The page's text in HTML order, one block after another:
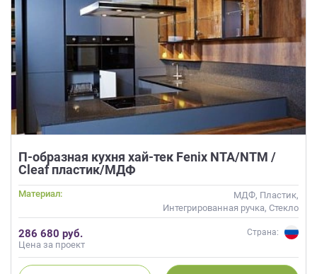
П-образная кухня хай-тек Fenix NTA/NTM /
Cleaf пластик/МДФ
Материал:
МДФ, Пластик,
Интегрированная ручка, Стекло
286 680 руб.
Цена за проект
Страна: